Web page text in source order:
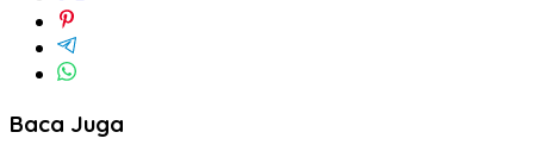
Baca Juga